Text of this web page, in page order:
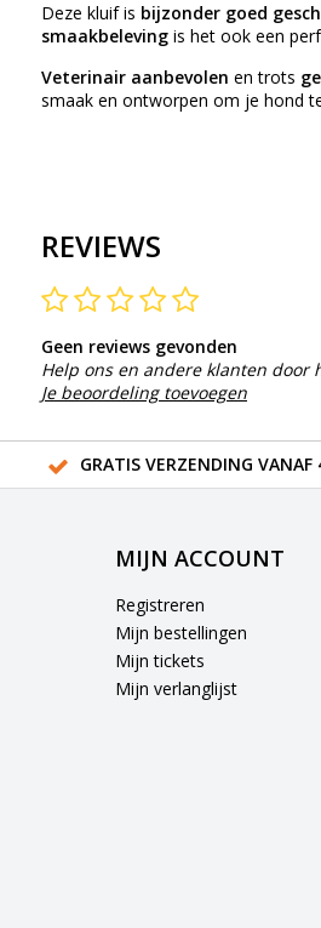
Deze kluif is bijzonder goed
smaakbeleving is het ook een
Veterinair aanbevolen en trots
smaak en ontworpen om je hond
REVIEWS
Geen reviews gevonden
Help ons en andere klanten door
Je beoordeling toevoegen
GRATIS VERZENDING VANAF
MIJN ACCOUNT
Registreren
Mijn bestellingen
Mijn tickets
Mijn verlanglijst